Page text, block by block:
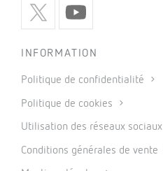
INFORMATION
Politique de confidentialité
Politique de cookies
Utilisation des réseaux sociaux
Conditions générales de vente